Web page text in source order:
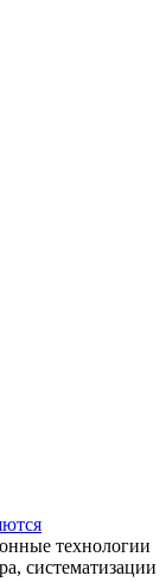
технологии
систематизации